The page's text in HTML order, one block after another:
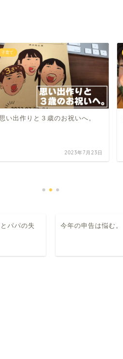
子育て
思い出作りと３歳のお祝いへ。
2023年7月23日
パパの失
今年の申告は悩む。